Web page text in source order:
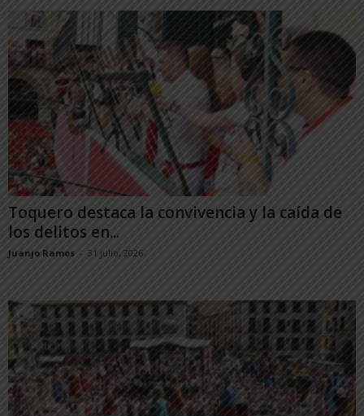
Toquero destaca la convivencia y la caída de
los delitos en...
Juanjo Ramos - 31 julio, 2026